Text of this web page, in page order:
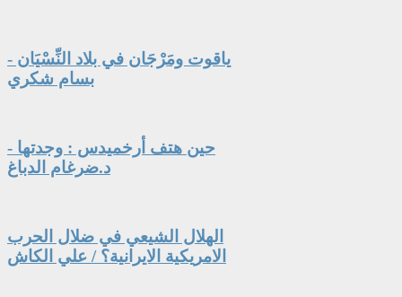
ياقوت ومَرْجَان في بلاد النِّسْيَان -
بسام شكري
حين هتف أرخميدس : وجدتها -
د.ضرغام الدباغ
الهلال الشيعي في ضلال الحرب
الامريكية الايرانية؟ / علي الكاش